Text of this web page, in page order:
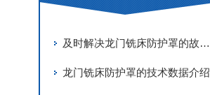
及时解决龙门铣床防护罩的故障可确保设备的安全性
龙门铣床防护罩的技术数据介绍